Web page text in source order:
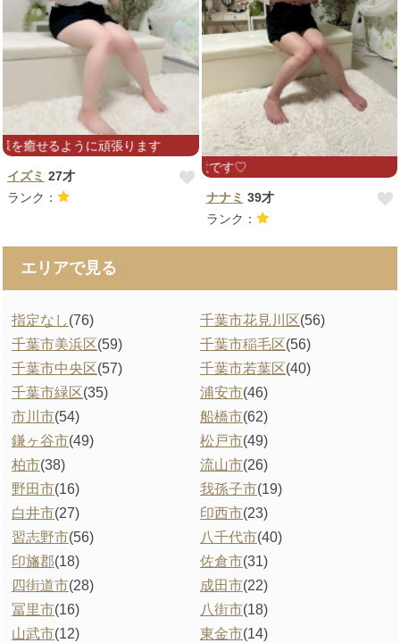
ります
イズミ 27才
ランク：
前立腺・睾
ナナミ 39才
ランク：
エリアで見る
指定なし(76) 千葉市花見川区(56)
千葉市美浜区(59) 千葉市稲毛区(56)
千葉市中央区(57) 千葉市若葉区(40)
千葉市緑区(35) 浦安市(46)
市川市(54) 船橋市(62)
鎌ヶ谷市(49) 松戸市(49)
柏市(38) 流山市(26)
野田市(16) 我孫子市(19)
白井市(27) 印西市(23)
習志野市(56) 八千代市(40)
印旛郡(18) 佐倉市(31)
四街道市(28) 成田市(22)
冨里市(16) 八街市(18)
山武市(12) 東金市(14)